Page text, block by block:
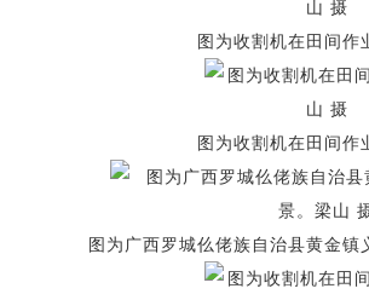
图为收割机在田间作
图为收割机在田间作
图为广西罗城仫佬族自治县黄金